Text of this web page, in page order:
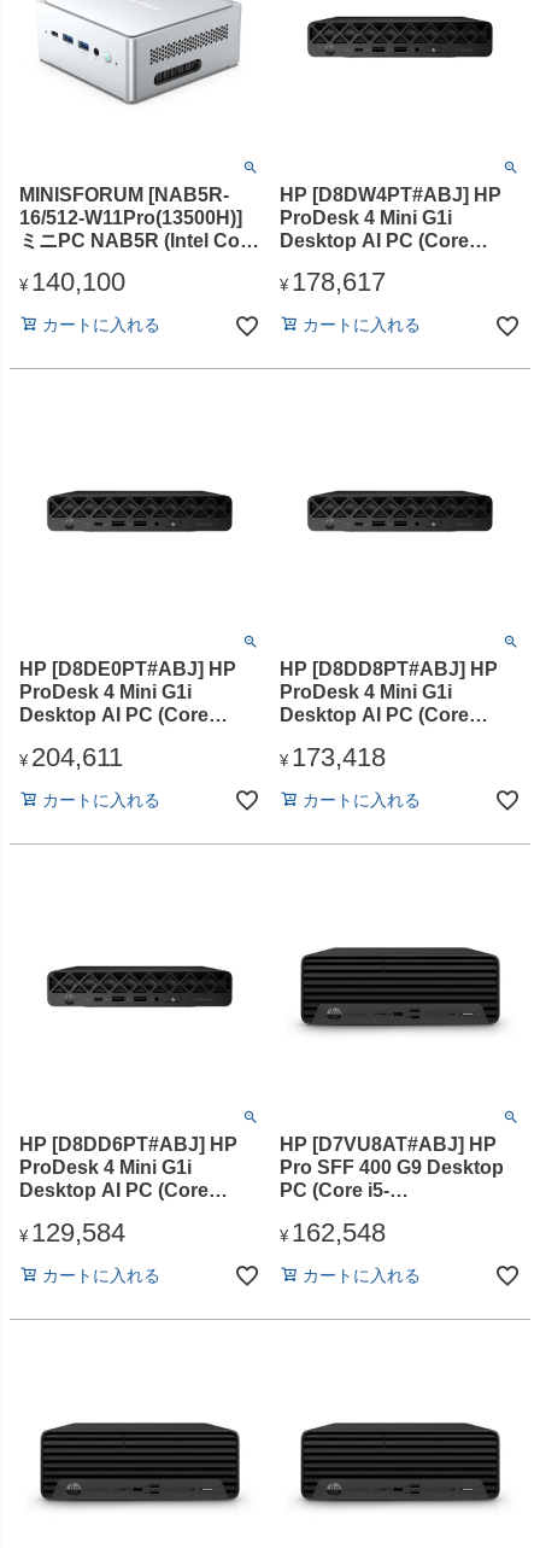
MINISFORUM [NAB5R-
16/512-W11Pro(13500H)]
ミニPC NAB5R (Intel Core
16GB/SSD512GB/光学ドラ
無/Windows11Pro/Office
¥ 140,100
カートに入れる
HP [D8DW4PT#ABJ] HP
ProDesk 4 Mini G1i
Desktop AI PC (Core
512GB/光学ドライブな
¥ 178,617
カートに入れる
HP [D8DE0PT#ABJ] HP
ProDesk 4 Mini G1i
Desktop AI PC (Core
256GB/光学ドライブな
& Business 2024(DA版))
¥ 204,611
カートに入れる
HP [D8DD8PT#ABJ] HP
ProDesk 4 Mini G1i
Desktop AI PC (Core
256GB/光学ドライブな
¥ 173,418
カートに入れる
HP [D8DD6PT#ABJ] HP
ProDesk 4 Mini G1i
Desktop AI PC (Core
256GB/光学ドライブな
¥ 129,584
カートに入れる
HP [D7VU8AT#ABJ] HP
Pro SFF 400 G9 Desktop
PC (Core i5-
スーパーマルチドライ
¥ 162,548
カートに入れる